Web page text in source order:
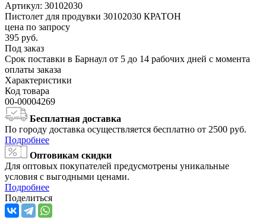
Артикул: 30102030
Пистолет для продувки 30102030 КРАТОН
цена по запросу
395 руб.
Под заказ
Срок поставки в Барнаул от 5 до 14 рабочих дней с момента
оплаты заказа
Характеристики
Код товара
00-00004269
Бесплатная доставка
По городу доставка осуществляется бесплатно от 2500 руб.
Подробнее
Оптовикам скидки
Для оптовых покупателей предусмотрены уникальные
условия с выгодными ценами.
Подробнее
Поделиться